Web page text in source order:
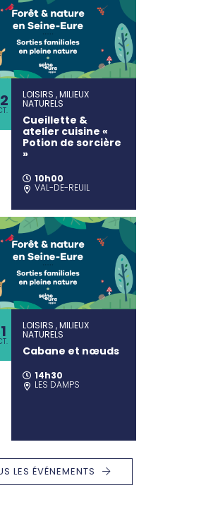
LOISIRS , MILIEUX
NATURELS
Cueillette &
atelier cuisine «
Potion de sorcière
»
10h00
VAL-DE-REUIL
LOISIRS , MILIEUX
NATURELS
Cabane et nœuds
14h30
LES DAMPS
LES ÉVÉNEMENTS